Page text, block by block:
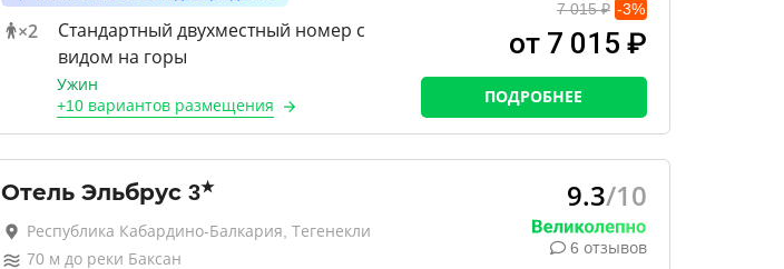
×2
Стандартный двухместный номер с
видом на горы
Ужин
+10 вариантовразмещения
7 015 ₽ -3%
от 7 015 ₽
ПОДРОБНЕЕ
Отель Эльбрус 3★
Республика Кабардино-Балкария, Тегенекли
70 м до реки Баксан
9.3/10
6 отзывов